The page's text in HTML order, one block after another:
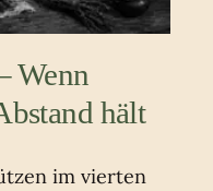
Wenn
hält
im vierten